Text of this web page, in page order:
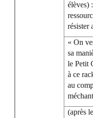
élèves)
résister
« On
sa
le Petit
à ce
au
(après